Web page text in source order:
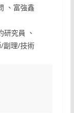
、富強鑫
研究員 、
副理/技術